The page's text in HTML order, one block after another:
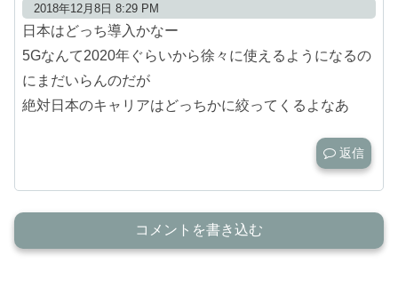
2018年12月8日 8:29 PM
日本はどっち導入かなー
5Gなんて2020年ぐらいから徐々に使えるようになるの
にまだいらんのだが
絶対日本のキャリアはどっちかに絞ってくるよなあ
返信
コメントを書き込む